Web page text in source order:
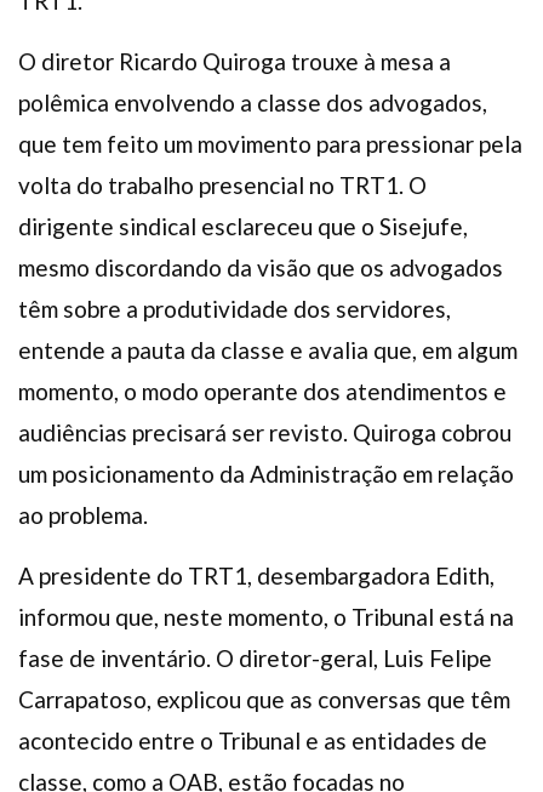
O diretor Ricardo Quiroga trouxe à mesa a
polêmica envolvendo a classe dos advogados,
que tem feito um movimento para pressionar pela
volta do trabalho presencial no TRT1. O
dirigente sindical esclareceu que o Sisejufe,
mesmo discordando da visão que os advogados
têm sobre a produtividade dos servidores,
entende a pauta da classe e avalia que, em algum
momento, o modo operante dos atendimentos e
audiências precisará ser revisto. Quiroga cobrou
um posicionamento da Administração em relação
ao problema.
A presidente do TRT1, desembargadora Edith,
informou que, neste momento, o Tribunal está na
fase de inventário. O diretor-geral, Luis Felipe
Carrapatoso, explicou que as conversas que têm
acontecido entre o Tribunal e as entidades de
classe, como a OAB, estão focadas no